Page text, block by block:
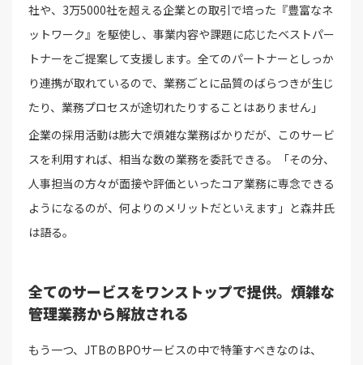
社や、3万5000社を超える企業との取引で培った『豊富なネ
ットワーク』を駆使し、事業内容や課題に応じたベストパー
トナーをご提案して支援します。全てのパートナーとしっか
り連携が取れているので、業務ごとに品質のばらつきが生じ
たり、業務プロセスが途切れたりすることはありません」
企業の採用活動は膨大で煩雑な業務ばかりだが、このサービ
スを利用すれば、相当な数の業務を委託できる。「その分、
人事担当の方々が面接や評価といったコア業務に専念できる
ようになるのが、何よりのメリットだといえます」と森井氏
は語る。
全てのサービスをワンストップで提供。煩雑な
管理業務から解放される
もう一つ、JTBのBPOサービスの中で特筆すべきなのは、